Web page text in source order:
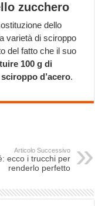
zucchero
dello
varietà di sciroppo
del fatto che il suo
100 g di
d’acero.
Articolo Successivo
ecco i trucchi per
renderlo perfetto